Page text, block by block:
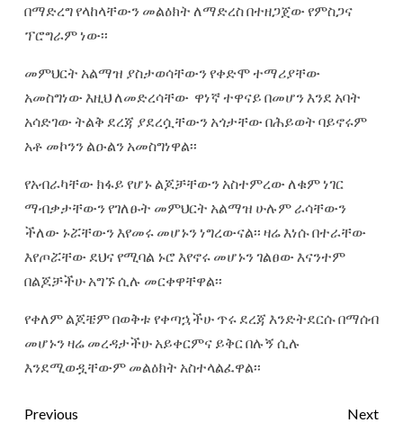
በማድረግ የላከላቸውን መልዕክት ለማድረስ በተዘጋጀው የምስጋና
ፕሮግራም ነው፡፡
መምህርት አልማዝ ያስታወሳቸውን የቀድሞ ተማሪያቸው
አመስግነው እዚህ ለመድረሳቸው ዋነኛ ተዋናይ በመሆን እንደ አባት
አሳድገው ትልቅ ደረጃ ያደረሷቸውን አጎታቸው በሕይወት ባይኖሩም
አቶ መኮንን ልዑልን አመስግነዋል፡፡
የአብራካቸው ክፋይ የሆኑ ልጆቻቸውን አስተምረው ለቁም ነገር
ማብቃታቸውን የገለፁት መምህርት አልማዝ ሁሉም ራሳቸውን
ችለው ኑሯቸውን እየመሩ መሆኑን ነግረውናል፡፡ ዛሬ እነሱ በተራቸው
እየጦሯቸው ደህና የሚባል ኑሮ እየኖሩ መሆኑን ገልፀው እናንተም
በልጆቻችሁ አግኙ ሲሉ መርቀዋቸዋል፡፡
የቀለም ልጆቼም በወቅቱ የቀጣኋችሁ ጥሩ ደረጃ እንድትደርሱ በማሰብ
መሆኑን ዛሬ መረዳታችሁ አይቀርምና ይቅር በሉኝ ሲሉ
እንደሚወዷቸውም መልዕክት አስተላልፈዋል፡፡
Previous
Next